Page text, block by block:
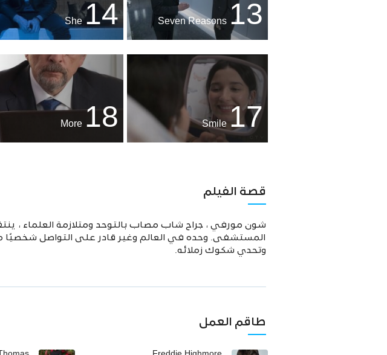
13
14
She
17
18
قصة الفيلم
شون مورفي ، جراح شاب مصاب بالتوحد ومتلازمة العلماء ،
المستشفى. وحده في العالم وغير قادر على التواصل شخصيًا
وتحدي شكوك زملائه.
طاقم العمل